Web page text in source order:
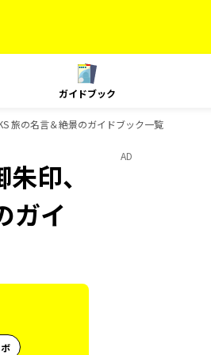
ガイドブック
旅の名言＆絶景のガイドブック一覧
印、
ガイ
AD